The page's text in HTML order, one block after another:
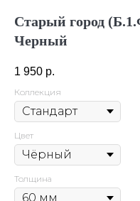
Старый город
Черный
1 950 р.
Коллекция
Цвет
Толщина